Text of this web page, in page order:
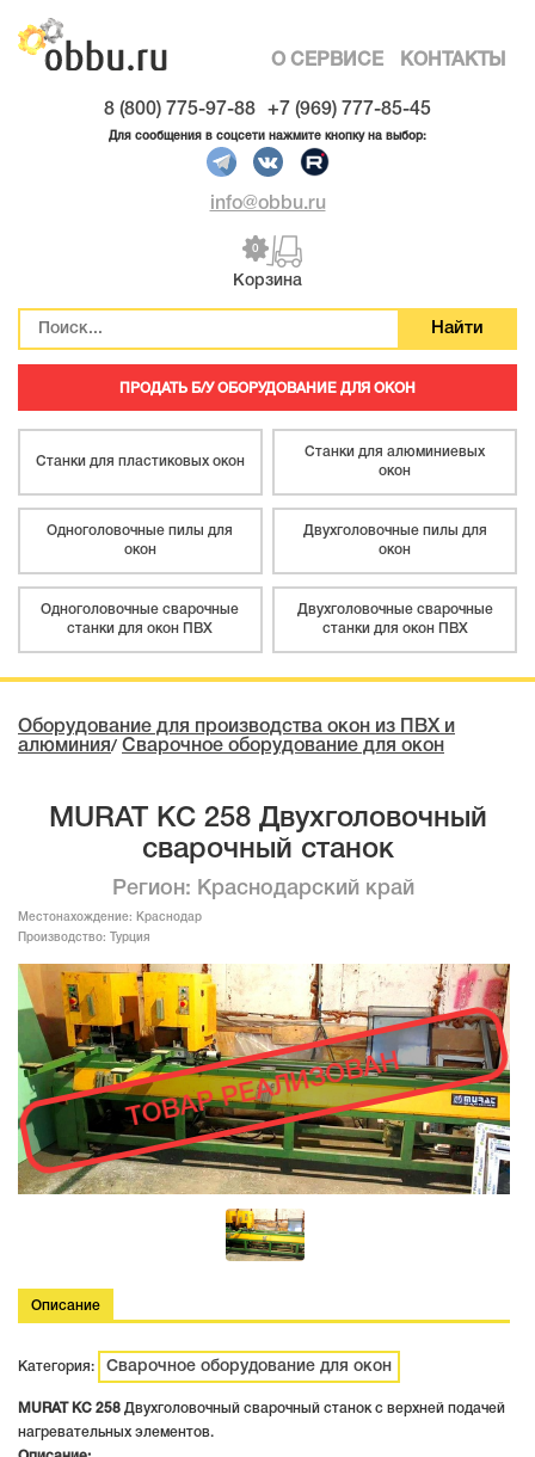
О СЕРВИСЕ КОНТАКТЫ
8 (800) 775-97-88 +7 (969) 777-85-45
Для сообщения в соцсети нажмите кнопку на выбор:
info@obbu.ru
0
Корзина
ПРОДАТЬ Б/У ОБОРУДОВАНИЕ ДЛЯ ОКОН
Станки для пластиковых окон
Станки для алюминиевых
окон
Одноголовочные пилы для
окон
Двухголовочные пилы для
окон
Одноголовочные сварочные
станки для окон ПВХ
Двухголовочные сварочные
станки для окон ПВХ
Оборудование для производства окон из ПВХ и
алюминия/ Сварочное оборудование для окон
MURAT KC 258 Двухголовочный
сварочный станок
Регион: Краснодарский край
Местонахождение:
Краснодар
Производство:
Турция
ТОВАР РЕАЛИЗОВАН
Описание
Категория: Сварочное оборудование для окон
MURAT KC 258 Двухголовочный сварочный станок с верхней подачей
нагревательных элементов.